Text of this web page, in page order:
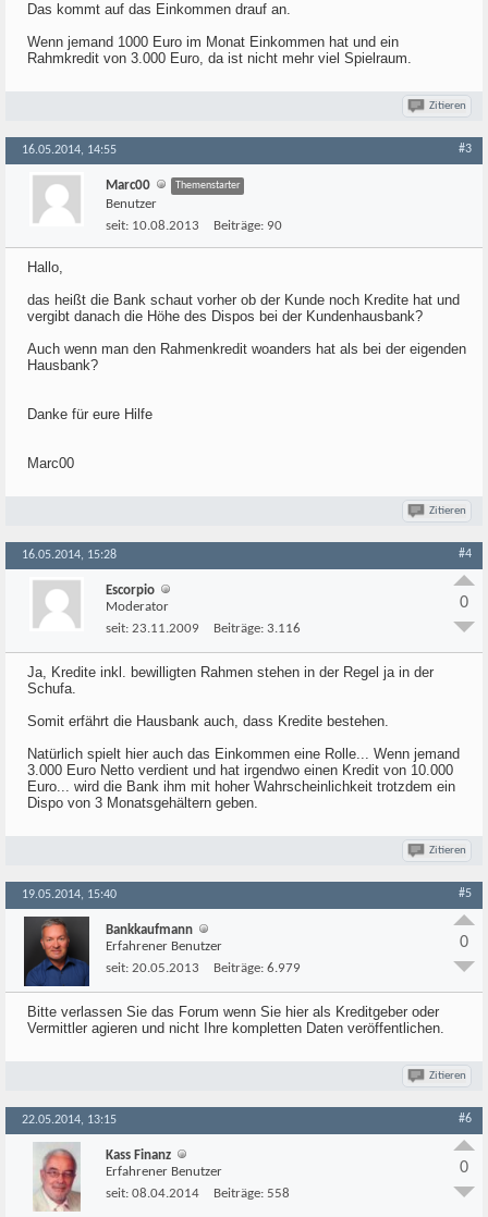
Das kommt auf das Einkommen drauf an.
Wenn jemand 1000 Euro im Monat Einkommen hat und ein
Rahmkredit von 3.000 Euro, da ist nicht mehr viel Spielraum.
Zitieren
16.05.2014, 14:55 #3
Marc00 Themenstarter
Benutzer
seit: 10.08.2013 Beiträge: 90
Hallo,
das heißt die Bank schaut vorher ob der Kunde noch Kredite hat und
vergibt danach die Höhe des Dispos bei der Kundenhausbank?
Auch wenn man den Rahmenkredit woanders hat als bei der eigenden
Hausbank?
Danke für eure Hilfe
Marc00
Zitieren
16.05.2014, 15:28 #4
Escorpio
Moderator
seit: 23.11.2009 Beiträge: 3.116
0
Ja, Kredite inkl. bewilligten Rahmen stehen in der Regel ja in der
Schufa.
Somit erfährt die Hausbank auch, dass Kredite bestehen.
Natürlich spielt hier auch das Einkommen eine Rolle... Wenn jemand
3.000 Euro Netto verdient und hat irgendwo einen Kredit von 10.000
Euro... wird die Bank ihm mit hoher Wahrscheinlichkeit trotzdem ein
Dispo von 3 Monatsgehältern geben.
Zitieren
19.05.2014, 15:40 #5
Bankkaufmann
Erfahrener Benutzer
seit: 20.05.2013 Beiträge: 6.979
0
Bitte verlassen Sie das Forum wenn Sie hier als Kreditgeber oder
Vermittler agieren und nicht Ihre kompletten Daten veröffentlichen.
Zitieren
22.05.2014, 13:15 #6
Kass Finanz
Erfahrener Benutzer
seit: 08.04.2014 Beiträge: 558
0